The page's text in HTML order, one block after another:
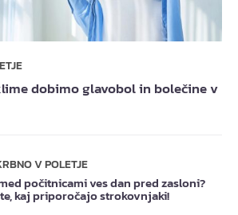
dobimo glavobol in bolečine v
V POLETJE
počitnicami ves dan pred zasloni?
kaj priporočajo strokovnjaki!